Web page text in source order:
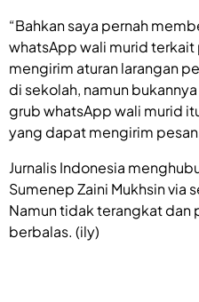
“Bahkan saya pernah
whatsApp wali murid
mengirim aturan larangan
di sekolah, namun
grub whatsApp wali murid
yang dapat mengirim
Jurnalis Indonesia
Sumenep Zaini Mukhsin via
Namun tidak terangkat dan
berbalas. (ily)